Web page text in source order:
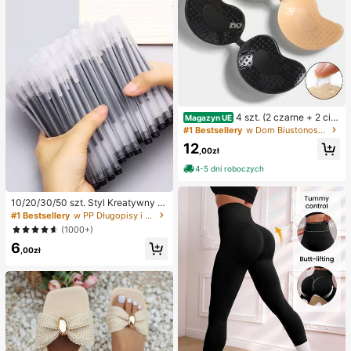
10/20/30/50 szt. Styl Kreatywny Pr
zezroczysty Mrożony Długopisy K
ulkowe Powrót Do Szkoły
#1 Bestsellery
w PP Długopisy i wkłady
(1000+)
6,00zł
Magazyn UE 4 szt. (2 czarne + 2 ciel
iste) samoprzylepne silikonowe nie
widoczne wkładki do biustonosza,
bez ramiączek i bez pleców, zbiera
dkrytymi ramionami i przyjęcia dla
#1 Bestsellery w Dom Biustonosz samoprzylepny dla kobiet
12 ,00zł
4-5 dni roboczych